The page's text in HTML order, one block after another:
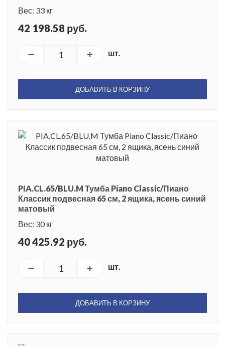
Вес: 33 кг
42 198.58 руб.
шт.
ДОБАВИТЬ В КОРЗИНУ
PIA.CL.65/BLU.M Тумба Piano Classic/Пиано
Классик подвесная 65 см, 2 ящика, ясень синий
матовый
Вес: 30 кг
40 425.92 руб.
шт.
ДОБАВИТЬ В КОРЗИНУ